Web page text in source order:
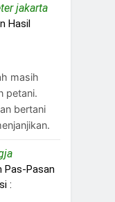
jakarta
Hasil
masih
petani.
bertani
on
Pas-Pasan
: